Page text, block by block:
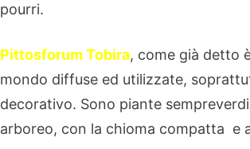
pourri.
Pittosforum Tobira, come già detto
mondo diffuse ed utilizzate,
decorativo. Sono piante
arboreo, con la chioma compatta e